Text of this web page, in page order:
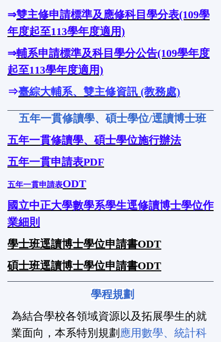
⇒雙主修申請標準及應修科目學分表(109學
年度起至113學年度適用)
⇒輔系申請標準及科目學分公告(109學年度
起至113學年度適用)
⇒臺綜大輔系、雙主修資訊 (教務處)
五年一貫修讀學、碩士學位/逕讀博士班
五年一貫修讀學、碩士學位施行辦法
五年一貫申請表PDF
五年一貫申請表ODT
國立中正大學數學系學生逕修讀博士學位作
業細則
學士班逕讀博士學位申請書ODT
碩士班逕讀博士學位申請書ODT
學程規劃
為結合學校各領域資源以及拓展學生的就
業面向，本系特別規劃 應用數學、統計科